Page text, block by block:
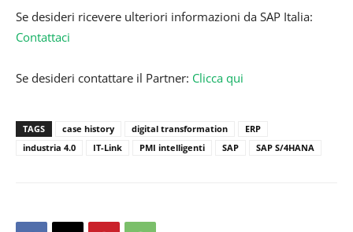
Se desideri ricevere ulteriori informazioni da SAP Italia:
Contattaci
Se desideri contattare il Partner: Clicca qui
TAGS case history digital transformation
ERP
industria 4.0
IT-Link PMI intelligenti SAP SAP S/4HANA